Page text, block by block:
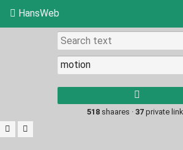
HansWeb
Picture wall
518 shaares · 37 private